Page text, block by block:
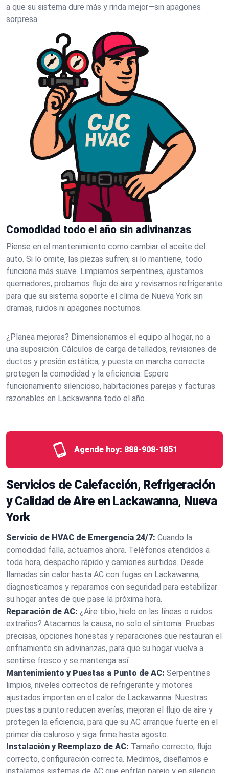
a que su sistema dure más y rinda mejor—sin apagones
sorpresa.
Comodidad todo el año sin adivinanzas
Piense en el mantenimiento como cambiar el aceite del
auto. Si lo omite, las piezas sufren; si lo mantiene, todo
funciona más suave. Limpiamos serpentines, ajustamos
quemadores, probamos flujo de aire y revisamos refrigerante
para que su sistema soporte el clima de Nueva York sin
dramas, ruidos ni apagones nocturnos.
¿Planea mejoras? Dimensionamos el equipo al hogar, no a
una suposición. Cálculos de carga detallados, revisiones de
ductos y presión estática, y puesta en marcha correcta
protegen la comodidad y la eficiencia. Espere
funcionamiento silencioso, habitaciones parejas y facturas
razonables en Lackawanna todo el año.
Agende hoy: 888-908-1851
Servicios de Calefacción, Refrigeración
y Calidad de Aire en Lackawanna, Nueva
York
Servicio de HVAC de Emergencia 24/7: Cuando la
comodidad falla, actuamos ahora. Teléfonos atendidos a
toda hora, despacho rápido y camiones surtidos. Desde
llamadas sin calor hasta AC con fugas en Lackawanna,
diagnosticamos y reparamos con seguridad para estabilizar
su hogar antes de que pase la próxima hora.
Reparación de AC: ¿Aire tibio, hielo en las líneas o ruidos
extraños? Atacamos la causa, no solo el síntoma. Pruebas
precisas, opciones honestas y reparaciones que restauran el
enfriamiento sin adivinanzas, para que su hogar vuelva a
sentirse fresco y se mantenga así.
Mantenimiento y Puestas a Punto de AC: Serpentines
limpios, niveles correctos de refrigerante y motores
ajustados importan en el calor de Lackawanna. Nuestras
puestas a punto reducen averías, mejoran el flujo de aire y
protegen la eficiencia, para que su AC arranque fuerte en el
primer día caluroso y siga firme hasta agosto.
Instalación y Reemplazo de AC: Tamaño correcto, flujo
correcto, configuración correcta. Medimos, diseñamos e